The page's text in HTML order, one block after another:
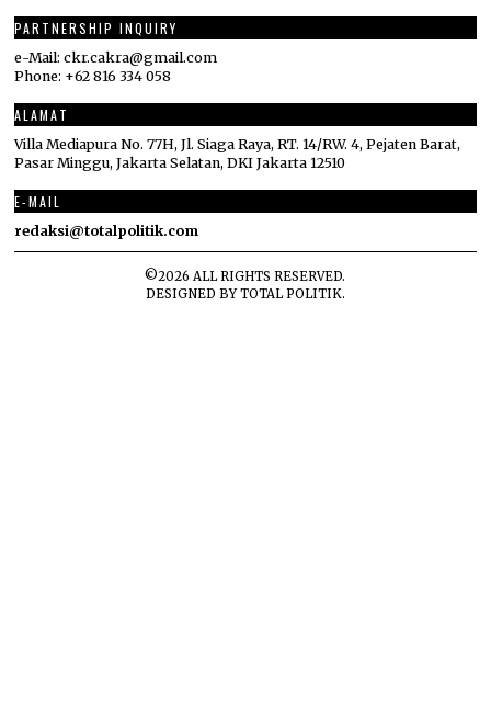
PARTNERSHIP INQUIRY
e-Mail: ckr.cakra@gmail.com
Phone: +62 816 334 058
ALAMAT
Villa Mediapura No. 77H, Jl. Siaga Raya, RT. 14/RW. 4, Pejaten Barat,
Pasar Minggu, Jakarta Selatan, DKI Jakarta 12510
E-MAIL
redaksi@totalpolitik.com
©2026 ALL RIGHTS RESERVED.
DESIGNED BYTOTAL POLITIK.